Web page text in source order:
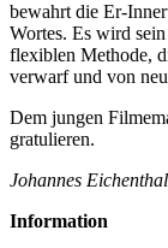
bewahrt die Er-
Wortes. Es wird
flexiblen Methode,
verwarf und von
Dem jungen
gratulieren.
Johannes Eichenthal
Information